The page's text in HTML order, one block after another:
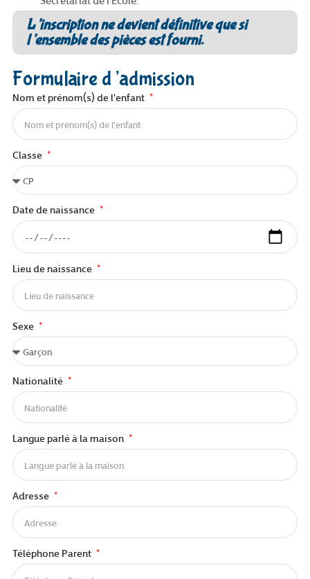
L’inscription ne devient définitive que si
l’ensemble des pièces est fourni.
Formulaire d’admission
Nom et prénom(s) de l'enfant
Classe
Date de naissance
Lieu de naissance
Sexe
Nationalité
Langue parlé à la maison
Adresse
Téléphone Parent